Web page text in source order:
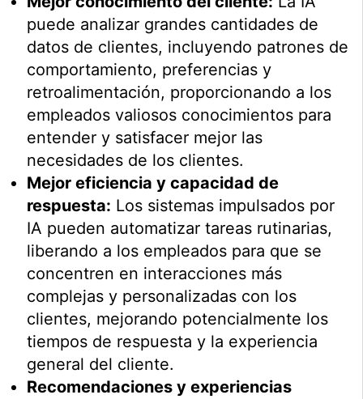
puede analizar grandes cantidades de
datos de clientes, incluyendo patrones de
comportamiento, preferencias y
retroalimentación, proporcionando a los
empleados valiosos conocimientos para
entender y satisfacer mejor las
necesidades de los clientes.
Mejor eficiencia y capacidad de
respuesta: Los sistemas impulsados por
IA pueden automatizar tareas rutinarias,
liberando a los empleados para que se
concentren en interacciones más
complejas y personalizadas con los
clientes, mejorando potencialmente los
tiempos de respuesta y la experiencia
general del cliente.
Recomendaciones y experiencias